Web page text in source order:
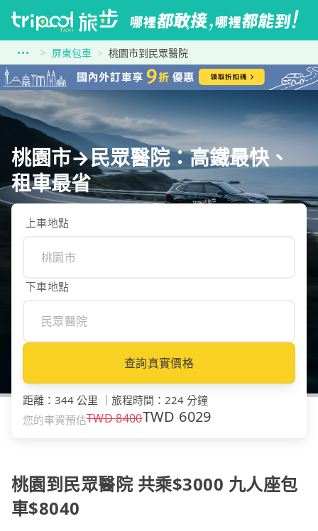
屏東包車 桃園市到民眾醫院
桃園市→民眾醫院：高鐵最快、
租車最省
上車地點
下車地點
查詢真實價格
距離 ： 344 公里 ｜ 旅程時間 ： 224 分鐘
您的車資預估TWD8400TWD 6029
桃園到民眾醫院 共乘$3000 九人座包
車$8040